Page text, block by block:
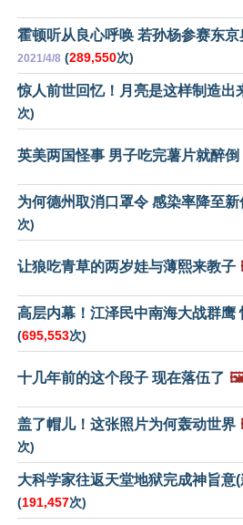
霍顿听从良心呼唤 若孙杨参赛东
2021/4/8 (289,550次)
惊人前世回忆！月亮是这样制造出
次)
英美两国怪事 男子吃完薯片就醉倒
为何德州取消口罩令 感染率降至新
次)
让狼吃青草的两岁娃与薄熙来教子
高层内幕！江泽民中南海大战群鹰
(695,553次)
十几年前的这个段子 现在落伍了
盖了帽儿！这张照片为何轰动世界
次)
大科学家往返天堂地狱完成神旨意
(191,457次)